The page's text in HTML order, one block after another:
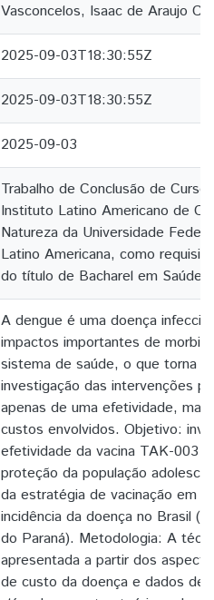
Vasconcelos, Isaac de Araujo
2025-09-03T18:30:55Z
2025-09-03T18:30:55Z
2025-09-03
Trabalho de Conclusão de
Instituto Latino Americano de
Natureza da Universidade
Latino Americana, como
do título de Bacharel em Saúde
A dengue é uma doença
impactos importantes de
sistema de saúde, o que torna
investigação das intervenções
apenas de uma efetividade,
custos envolvidos. Objetivo:
efetividade da vacina TAK-003
proteção da população
da estratégia de vacinação em
incidência da doença no Brasil
do Paraná). Metodologia: A
apresentada a partir dos
de custo da doença e dados de